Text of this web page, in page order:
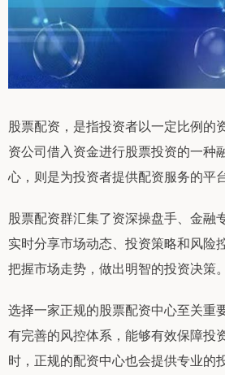
股票配资，是指投资者以一定比例的
资公司借入资金进行股票投资的一种
心，则是为投资者提供配资服务的平台
股票配资群汇集了资深操盘手、金融
实时分享市场动态、投资策略和风险
把握市场走势，做出明智的投资决策。
选择一家正规的股票配资中心至关重
有完善的风控体系，能够有效保障投
时，正规的配资中心也会提供专业的